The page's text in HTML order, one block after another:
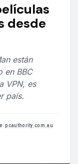
desde
están
en BBC
VPN, es
país.
pcauthority.com.au